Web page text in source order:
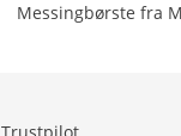
Messingbørste fra